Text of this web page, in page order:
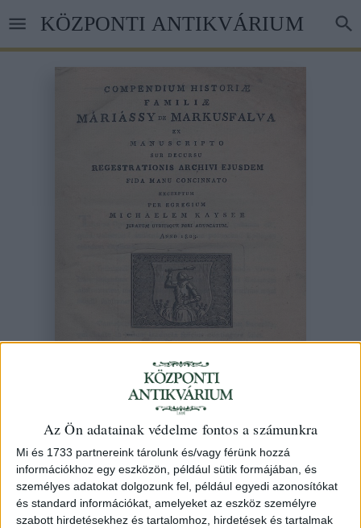
Az Ön adatainak védelme fontos a számunkra
Mi és 1733 partnereink tárolunk és/vagy férünk hozzá
információkhoz egy eszközön, például sütik formájában, és
személyes adatokat dolgozunk fel, például egyedi azonosítókat
és standard információkat, amelyeket az eszköz személyre
szabott hirdetésekhez és tartalomhoz, hirdetések és tartalmak
tartalomra
KÖZPONTI ANTIKVÁRIUM
Kayser, Michael
Compendium historiae familiae
Máriássy de Markusfalva...
1803 Posonii Typis Simonis Petri Weber